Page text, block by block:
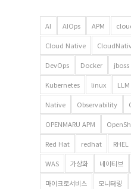
AI AIOps APM
Cloud Native
DevOps Docker jboss
Kubernetes linux LLM
Native Observability
OPENMARU APM
Red Hat redhat RHEL
WAS 가상화 네이티브
마이크로서비스 모니터링